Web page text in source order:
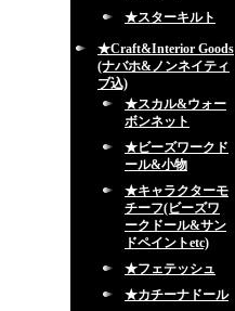
★スターキルト
★Craft&Interior Goods
(ナバホ&ノンネイティ
ブ込)
★スカル&ウォー
ボンネット
★ビーズワークド
ール&小物
★キャラクターモ
チーフ(ビーズワ
ークドール&サン
ドペイントetc)
★フェテッシュ
★カチーナドール